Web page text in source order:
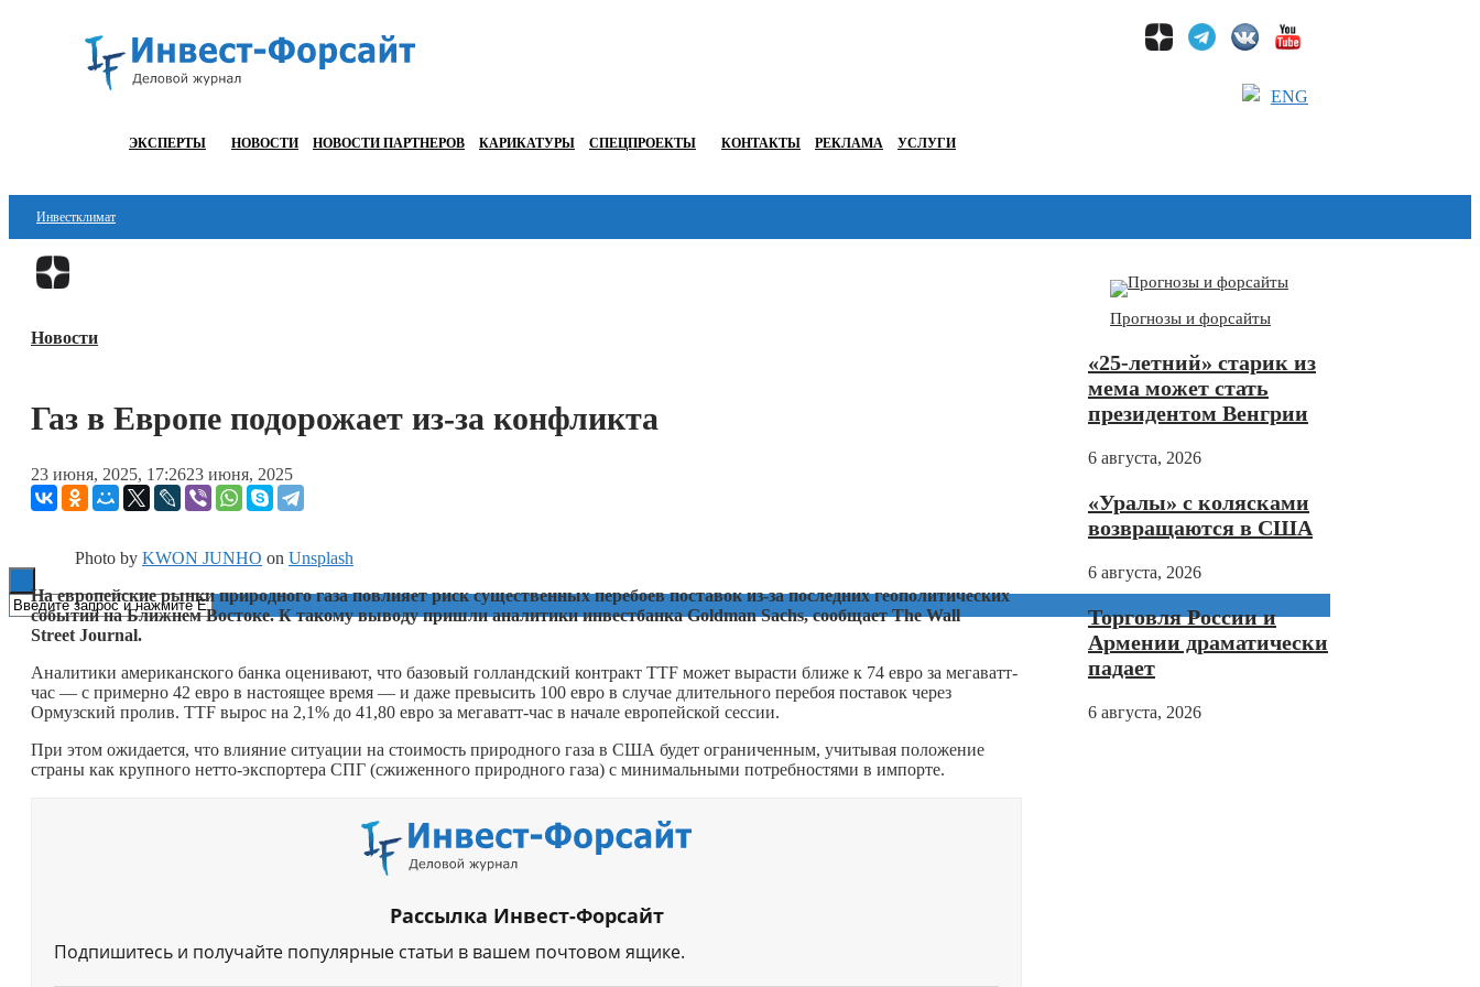
ENG
ЭКСПЕРТЫ НОВОСТИ НОВОСТИ ПАРТНЕРОВ КАРИКАТУРЫ СПЕЦПРОЕКТЫ КОНТАКТЫ РЕКЛАМА УСЛУГИ
Инвестклимат
Финансы
Блокчейн
ESG
Новости
Газ в Европе подорожает из-за конфликта
23 июня, 2025, 17:2623 июня, 2025
Photo by KWON JUNHO on Unsplash
На европейские рынки природного газа повлияет риск существенных перебоев поставок из-за последних геополитических
событий на Ближнем Востоке. К такому выводу пришли аналитики инвестбанка Goldman Sachs, сообщает The Wall
Street Journal.
Аналитики американского банка оценивают, что базовый голландский контракт TTF может вырасти ближе к 74 евро за мегаватт-
час — с примерно 42 евро в настоящее время — и даже превысить 100 евро в случае длительного перебоя поставок через
Ормузский пролив. TTF вырос на 2,1% до 41,80 евро за мегаватт-час в начале европейской сессии.
При этом ожидается, что влияние ситуации на стоимость природного газа в США будет ограниченным, учитывая положение
страны как крупного нетто-экспортера СПГ (сжиженного природного газа) с минимальными потребностями в импорте.
Рассылка Инвест-Форсайт
Подпишитесь и получайте популярные статьи в вашем почтовом ящике.
Прогнозы и форсайты
«25-летний» старик из
мема может стать
президентом Венгрии
6 августа, 2026
«Уралы» с колясками
возвращаются в США
6 августа, 2026
Торговля России и
Армении драматически
падает
6 августа, 2026